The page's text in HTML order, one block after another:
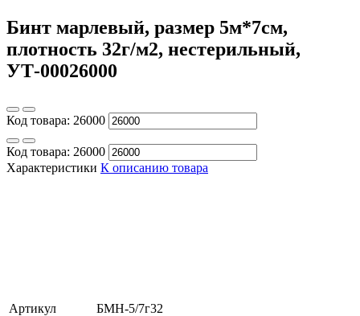
Бинт марлевый, размер 5м*7см,
плотность 32г/м2, нестерильный,
УТ-00026000
Код товара: 26000
Код товара: 26000
Характеристики К описанию товара
Артикул
БМН-5/7г32